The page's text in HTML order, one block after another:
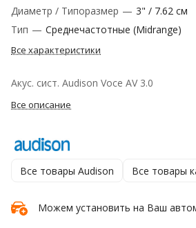
Диаметр / Типоразмер — 3" / 7.62 см
Тип — Среднечастотные (Midrange)
Все характеристики
Акус. сист. Audison Voce AV 3.0
Все описание
Все товары Audison Все товары
Можем установить на Ваш